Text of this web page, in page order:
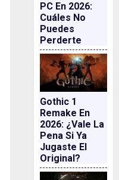
PC En 2026:
Cuáles No
Puedes
Perderte
Gothic 1
Remake En
2026: ¿vale La
Pena Si Ya
Jugaste El
Original?